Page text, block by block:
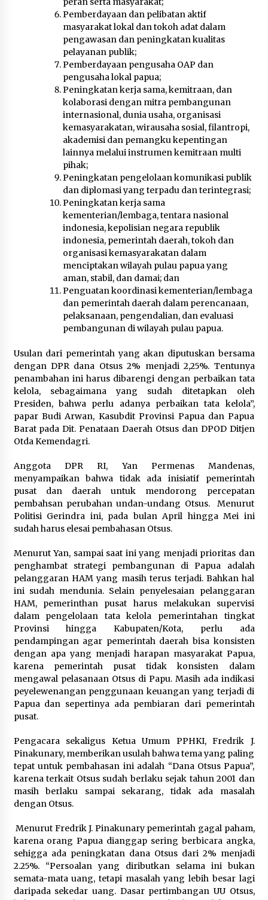
Pemberdayaan dan pelibatan aktif
masyarakat lokal dan tokoh adat dalam
pengawasan dan peningkatan kualitas
pelayanan publik;
Pemberdayaan pengusaha OAP dan
pengusaha lokal papua;
Peningkatan kerja sama, kemitraan, dan
kolaborasi dengan mitra pembangunan
internasional, dunia usaha, organisasi
kemasyarakatan, wirausaha sosial, filantropi,
akademisi dan pemangku kepentingan
lainnya melalui instrumen kemitraan multi
pihak;
Peningkatan pengelolaan komunikasi publik
dan diplomasi yang terpadu dan terintegrasi;
Peningkatan kerja sama
kementerian/lembaga, tentara nasional
indonesia, kepolisian negara republik
indonesia, pemerintah daerah, tokoh dan
organisasi kemasyarakatan dalam
menciptakan wilayah pulau papua yang
aman, stabil, dan damai; dan
Penguatan koordinasi kementerian/lembaga
dan pemerintah daerah dalam perencanaan,
pelaksanaan, pengendalian, dan evaluasi
pembangunan di wilayah pulau papua.
Usulan dari pemerintah yang akan diputuskan bersama
dengan DPR dana Otsus 2% menjadi 2,25%. Tentunya
penambahan ini harus dibarengi dengan perbaikan tata
kelola, sebagaimana yang sudah ditetapkan oleh
Presiden, bahwa perlu adanya perbaikan tata kelola”,
papar Budi Arwan, Kasubdit Provinsi Papua dan Papua
Barat pada Dit. Penataan Daerah Otsus dan DPOD Ditjen
Otda Kemendagri.
Anggota DPR RI, Yan Permenas Mandenas,
menyampaikan bahwa tidak ada inisiatif pemerintah
pusat dan daerah untuk mendorong percepatan
pembahsan perubahan undan-undang Otsus. Menurut
Politisi Gerindra ini, pada bulan April hingga Mei ini
sudah harus elesai pembahasan Otsus.
Menurut Yan, sampai saat ini yang menjadi prioritas dan
penghambat strategi pembangunan di Papua adalah
pelanggaran HAM yang masih terus terjadi. Bahkan hal
ini sudah mendunia. Selain penyelesaian pelanggaran
HAM, pemerinthan pusat harus melakukan supervisi
dalam pengelolaan tata kelola pemerintahan tingkat
Provinsi hingga Kabupaten/Kota, perlu ada
pendampingan agar pemerintah daerah bisa konsisten
dengan apa yang menjadi harapan masyarakat Papua,
karena pemerintah pusat tidak konsisten dalam
mengawal pelasanaan Otsus di Papu. Masih ada indikasi
peyelewenangan penggunaan keuangan yang terjadi di
Papua dan sepertinya ada pembiaran dari pemerintah
pusat.
Pengacara sekaligus Ketua Umum PPHKI, Fredrik J.
Pinakunary, memberikan usulah bahwa tema yang paling
tepat untuk pembahasan ini adalah “Dana Otsus Papua”,
karena terkait Otsus sudah berlaku sejak tahun 2001 dan
masih berlaku sampai sekarang, tidak ada masalah
dengan Otsus.
Menurut Fredrik J. Pinakunary pemerintah gagal paham,
karena orang Papua dianggap sering berbicara angka,
sehigga ada peningkatan dana Otsus dari 2% menjadi
2.25%. “Persoalan yang diributkan selama ini bukan
semata-mata uang, tetapi masalah yang lebih besar lagi
daripada sekedar uang. Dasar pertimbangan UU Otsus,